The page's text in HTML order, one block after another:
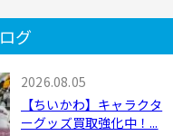
グ
2026.08.05
【ちいかわ】キャラクタ
ーグッズ買取強化中！...